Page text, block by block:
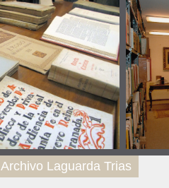
Archivo Laguarda Trias